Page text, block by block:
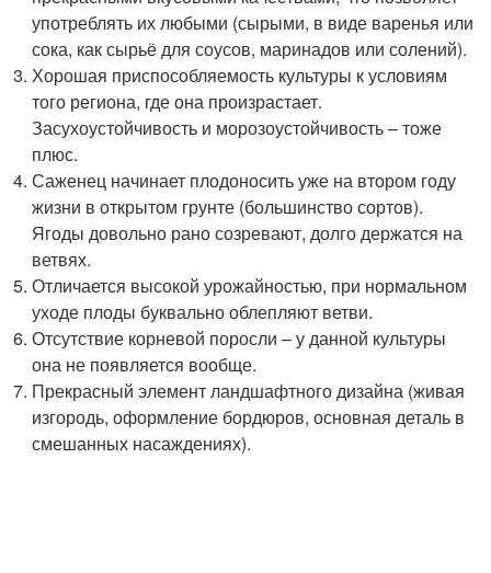
употреблять их любыми (сырыми, в виде варенья или
сока, как сырьё для соусов, маринадов или солений).
Хорошая приспособляемость культуры к условиям
того региона, где она произрастает.
Засухоустойчивость и морозоустойчивость – тоже
плюс.
Саженец начинает плодоносить уже на втором году
жизни в открытом грунте (большинство сортов).
Ягоды довольно рано созревают, долго держатся на
ветвях.
Отличается высокой урожайностью, при нормальном
уходе плоды буквально облепляют ветви.
Отсутствие корневой поросли – у данной культуры
она не появляется вообще.
Прекрасный элемент ландшафтного дизайна (живая
изгородь, оформление бордюров, основная деталь в
смешанных насаждениях).